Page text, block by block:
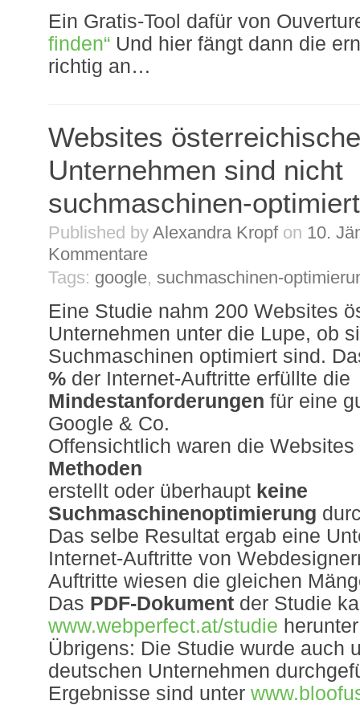
Ein Gratis-Tool dafür von
finden“ Und hier fängt dann die
richtig an…
Websites
Unternehmen sind nicht
suchmaschinen-optimiert
Published by Alexandra Kropf on 10.
Kommentare
Tags: google, suchmaschinen-
Eine Studie nahm 200 Websites
Unternehmen unter die Lupe, ob
Suchmaschinen optimiert sind.
% der Internet-Auftritte erfüllte die
Mindestanforderungen für eine
Google & Co.
Offensichtlich waren die
Methoden
erstellt oder überhaupt keine
Suchmaschinenoptimierung
Das selbe Resultat ergab eine
Internet-Auftritte von
Auftritte wiesen die gleichen
Das PDF-Dokument der Studie
www.webperfect.at/studie
Übrigens: Die Studie wurde auch
deutschen Unternehmen
Ergebnisse sind unter